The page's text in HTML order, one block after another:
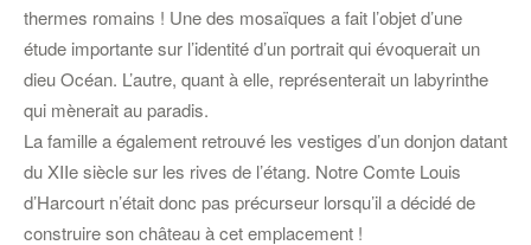
thermes romains ! Une des mosaïques a fait l’objet d’une
étude importante sur l’identité d’un portrait qui évoquerait un
dieu Océan. L’autre, quant à elle, représenterait un labyrinthe
qui mènerait au paradis.
La famille a également retrouvé les vestiges d’un donjon datant
du XIIe siècle sur les rives de l’étang. Notre Comte Louis
d’Harcourt n’était donc pas précurseur lorsqu’il a décidé de
construire son château à cet emplacement !